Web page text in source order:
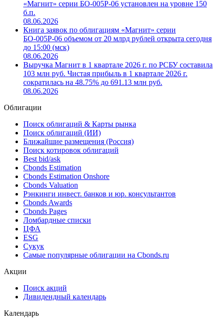
«Магнит» серии БО-005Р-06 установлен на уровне 150
б.п.
08.06.2026
Книга заявок по облигациям «Магнит» серии
БО-005Р-06 объемом от 20 млрд рублей открыта сегодня
до 15:00 (мск)
08.06.2026
Выручка Магнит в 1 квартале 2026 г. по РСБУ составила
103 млн руб. Чистая прибыль в 1 квартале 2026 г.
сократилась на 48.75% до 691.13 млн руб.
08.06.2026
Облигации
Поиск облигаций & Карты рынка
Поиск облигаций (ИИ)
Ближайшие размещения (Россия)
Поиск котировок облигаций
Best bid/ask
Cbonds Estimation
Cbonds Estimation Onshore
Cbonds Valuation
Рэнкинги инвест. банков и юр. консультантов
Cbonds Awards
Cbonds Pages
Ломбардные списки
ЦФА
ESG
Сукук
Самые популярные облигации на Cbonds.ru
Акции
Поиск акций
Дивидендный календарь
Календарь